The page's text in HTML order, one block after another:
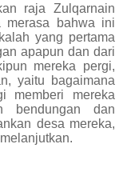
raja Zulqarnain
merasa bahwa ini
yang pertama
apapun dan dari
mereka pergi,
yaitu bagaimana
memberi mereka
bendungan dan
desa mereka,